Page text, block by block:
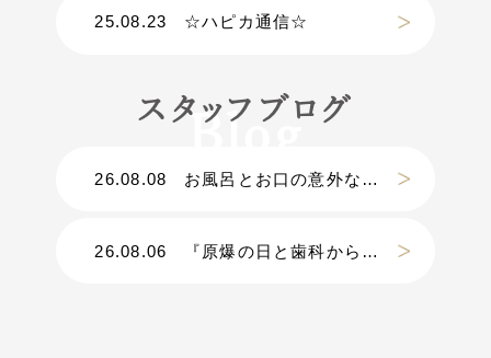
25.08.23 ☆ハピカ通信☆
スタッフブログ
26.08.08 お風呂とお口の意外な関係
26.08.06 『原爆の日と歯科から考える災害』